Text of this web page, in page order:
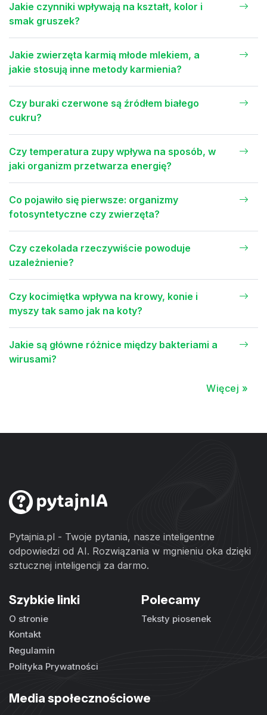
Jakie czynniki wpływają na kształt, kolor i
smak gruszek?
Jakie zwierzęta karmią młode mlekiem, a
jakie stosują inne metody karmienia?
Czy buraki czerwone są źródłem białego
cukru?
Czy temperatura zupy wpływa na sposób, w
jaki organizm przetwarza energię?
Co pojawiło się pierwsze: organizmy
fotosyntetyczne czy zwierzęta?
Czy czekolada rzeczywiście powoduje
uzależnienie?
Czy kocimiętka wpływa na krowy, konie i
myszy tak samo jak na koty?
Jakie są główne różnice między bakteriami a
wirusami?
Więcej »
Pytajnia.pl - Twoje pytania, nasze inteligentne
odpowiedzi od AI. Rozwiązania w mgnieniu oka dzięki
sztucznej inteligencji za darmo.
Szybkie linki
O stronie
Kontakt
Regulamin
Polityka Prywatności
Polecamy
Teksty piosenek
Media społecznościowe